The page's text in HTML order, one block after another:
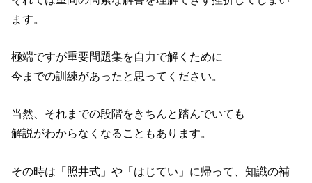
ます。
極端ですが重要問題集を自力で解くために
今までの訓練があったと思ってください。
当然、それまでの段階をきちんと踏んでいても
解説がわからなくなることもあります。
その時は「照井式」や「はじてい」に帰って、知識の補